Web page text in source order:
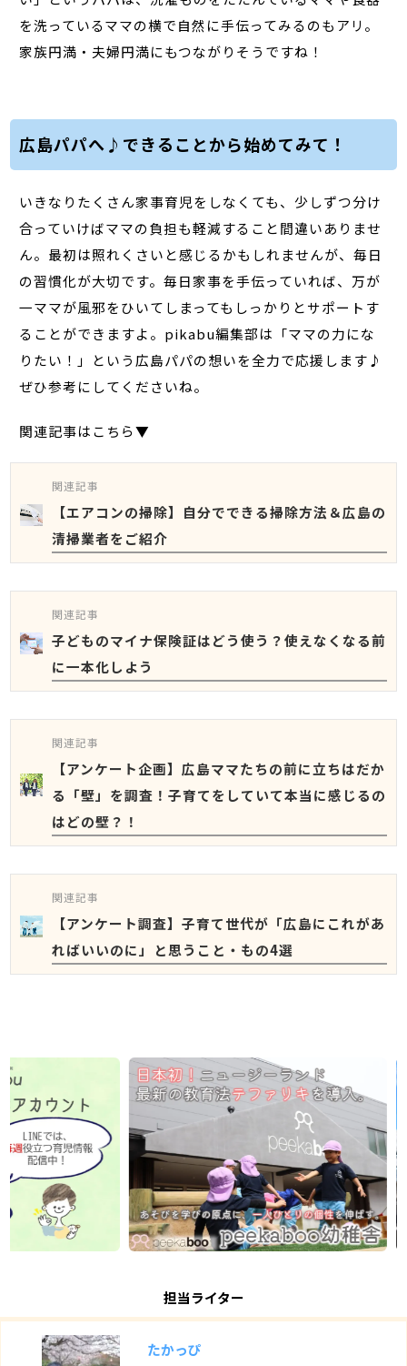
を洗っているママの横で自然に手伝ってみるのもアリ。
家族円満・夫婦円満にもつながりそうですね！
広島パパへ♪できることから始めてみて！
いきなりたくさん家事育児をしなくても、少しずつ分け
合っていけばママの負担も軽減すること間違いありませ
ん。最初は照れくさいと感じるかもしれませんが、毎日
の習慣化が大切です。毎日家事を手伝っていれば、万が
一ママが風邪をひいてしまってもしっかりとサポートす
ることができますよ。pikabu編集部は「ママの力にな
りたい！」という広島パパの想いを全力で応援します♪
ぜひ参考にしてくださいね。
関連記事はこちら▼
関連記事
【エアコンの掃除】自分でできる掃除方法＆広島の
清掃業者をご紹介
関連記事
子どものマイナ保険証はどう使う？使えなくなる前
に一本化しよう
関連記事
【アンケート企画】広島ママたちの前に立ちはだか
る「壁」を調査！子育てをしていて本当に感じるの
はどの壁？！
関連記事
【アンケート調査】子育て世代が「広島にこれがあ
ればいいのに」と思うこと・もの4選
担当ライター
たかっぴ